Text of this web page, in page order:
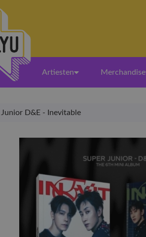
Artiesten Merchandise
D&E - Inevitable